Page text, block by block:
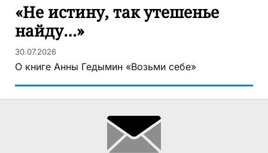
«Не истину, так утешенье
найду…»
30.07.2026
О книге Анны Гедымин «Возьми себе»